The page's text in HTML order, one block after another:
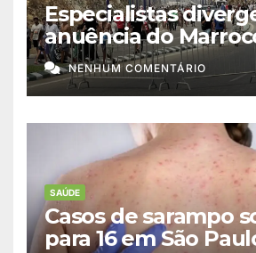
Especialistas
anuência do
migração a Ceuta
NENHUM COMENTÁRIO
SAÚDE
Casos de sarampo
para 16 em São